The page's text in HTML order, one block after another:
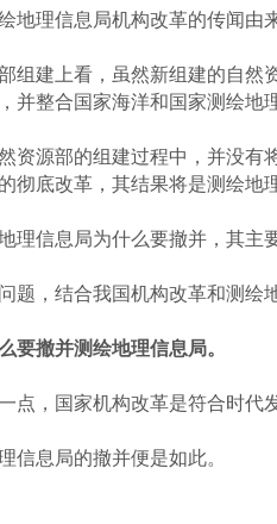
理信息局机构改革的传闻由来
建上看，虽然新组建的自然资
并整合国家海洋和国家测绘地
源部的组建过程中，并没有将
彻底改革，其结果将是测绘地
信息局为什么要撤并，其主要
，结合我国机构改革和测绘地
要撤并测绘地理信息局。
，国家机构改革是符合时代发
息局的撤并便是如此。